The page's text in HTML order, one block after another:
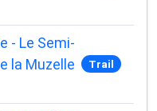
- Le Semi-
la Muzelle
Trail